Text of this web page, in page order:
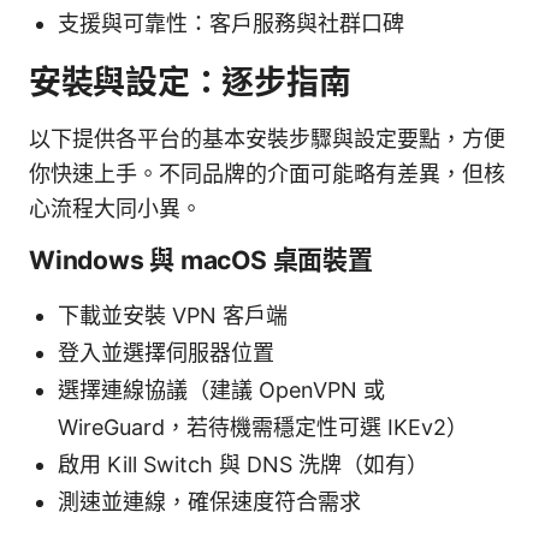
支援與可靠性：客戶服務與社群口碑
安裝與設定：逐步指南
以下提供各平台的基本安裝步驟與設定要點，方便
你快速上手。不同品牌的介面可能略有差異，但核
心流程大同小異。
Windows 與 macOS 桌面裝置
下載並安裝 VPN 客戶端
登入並選擇伺服器位置
選擇連線協議（建議 OpenVPN 或
WireGuard，若待機需穩定性可選 IKEv2）
啟用 Kill Switch 與 DNS 洗牌（如有）
測速並連線，確保速度符合需求